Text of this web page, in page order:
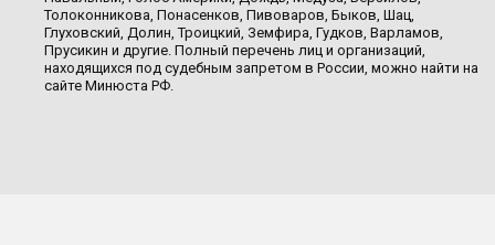
Толоконникова, Понасенков, Пивоваров, Быков, Шац,
Глуховский, Долин, Троицкий, Земфира, Гудков, Варламов,
Прусикин и другие. Полный перечень лиц и организаций,
находящихся под судебным запретом в России, можно найти на
сайте Минюста РФ.